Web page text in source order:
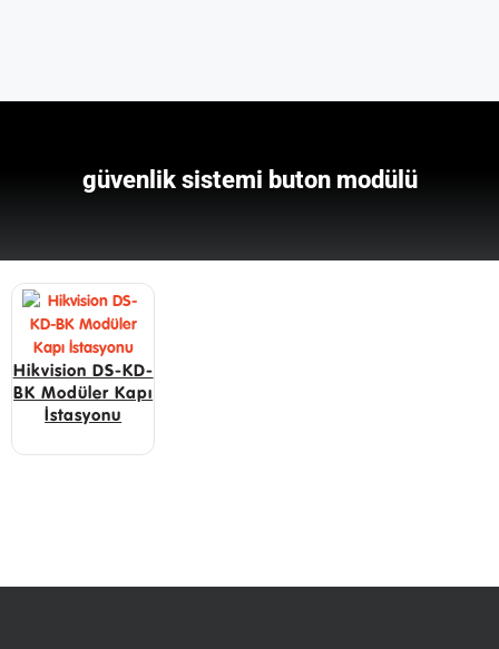
güvenlik sistemi buton modülü
Hikvision DS-KD-
BK Modüler Kapı
İstasyonu